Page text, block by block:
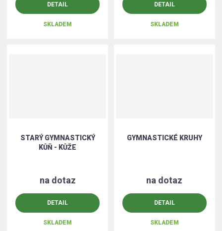
DETAIL
SKLADEM
DETAIL
SKLADEM
STARÝ GYMNASTICKÝ
KŮŇ - KŮŽE
na dotaz
DETAIL
SKLADEM
GYMNASTICKÉ KRUHY
na dotaz
DETAIL
SKLADEM